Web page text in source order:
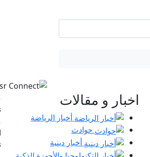
اخبار و مقالات
أخبار الرياضة
حوادث
أخبار دينية